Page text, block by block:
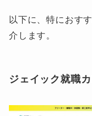
以下に、特におす
介します。
ジェイック就職